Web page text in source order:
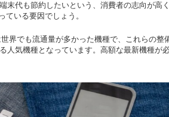
代も節約したいという、消費者の志向が高
いる要因でしょう。
界でも流通量が多かった機種で、これらの
気機種となっています。高額な最新機種が